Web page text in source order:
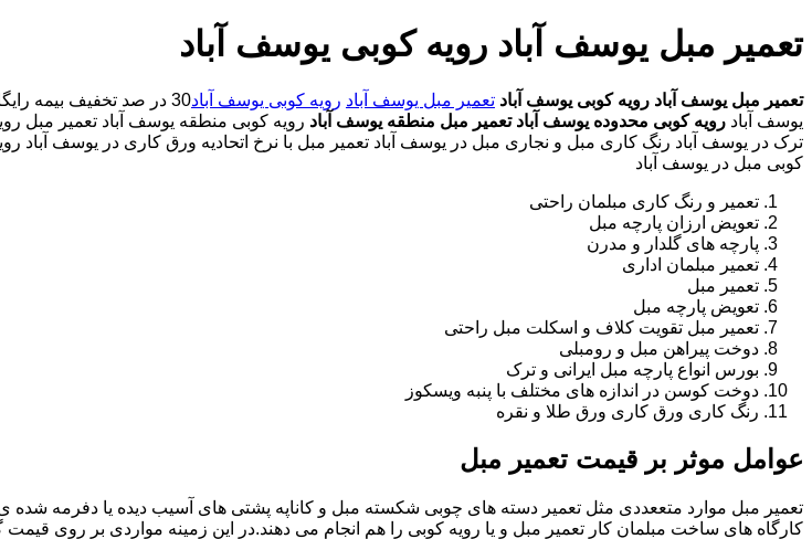
تعمیر مبل یوسف آباد رویه کوبی یوسف آباد
تعمیر مبل یوسف آباد رویه کوبی یوسف آباد تعمیر مبل یوسف آباد رویه کوبی یوسف آباد
یوسف آباد رویه کوبی محدوده یوسف آباد تعمیر مبل منطقه یوسف آباد رویه کوبی منطقه یوسف آباد تعمیر مبل
ترک در یوسف آباد رنگ کاری مبل و نجاری مبل در یوسف آباد تعمیر مبل با نرخ اتحادیه ورق کاری در یوسف آباد
کوبی مبل در یوسف آباد
تعمیر و رنگ کاری مبلمان راحتی
تعویض ارزان پارچه مبل
پارچه های گلدار و مدرن
تعمیر مبلمان اداری
تعمیر مبل
تعویض پارچه مبل
تعمیر مبل تقویت کلاف و اسکلت مبل راحتی
دوخت پیراهن مبل و رومبلی
بورس انواع پارچه مبل ایرانی و ترک
دوخت کوسن در اندازه های مختلف با پنبه ویسکوز
رنگ کاری ورق کاری ورق طلا و نقره
عوامل موثر بر قیمت تعمیر مبل
تعمیر مبل موارد متععددی مثل تعمیر دسته های چوبی شکسته مبل و کاناپه پشتی های آسیب دیده یا دفرمه
کارگاه های ساخت مبلمان کار تعمیر مبل و یا رویه کوبی را هم انجام می دهند.در این زمینه مواردی بر روی